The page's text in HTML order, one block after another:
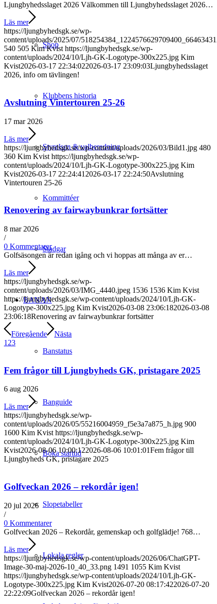
Shop
Klubbens historia
Styrelsen & valberedning
Kommittéer
Stadgar
BANAN
Banstatus
Banguide
Boka starttid
Slopetabeller
Lokala regler
Ljungbyhedsslaget 2026 Välkommen till Ljungbyhedsslaget 2026…
Läs mer
https://ljungbyhedsgk.se/wp-
content/uploads/2025/07/
540 505 Kim Kvist https://ljungbyhedsgk.se/wp-
content/uploads/2024/10/Ljh-GK-Logotype-300x225.jpg Kim
Kvist2026-03-17 22:34:022026-03-17 23:09:03Ljungbyhedsslaget
2026, info om tävlingen!
Avslutning Vintertouren 25-26
17 mar 2026
Läs mer
https://ljungbyhedsgk.se/wp-content/uploads/2026/03/Bild1.jpg 480
360 Kim Kvist https://ljungbyhedsgk.se/wp-
content/uploads/2024/10/Ljh-GK-Logotype-300x225.jpg Kim
Kvist2026-03-17 22:24:41 2026-03-17 22:24:50Avslutning
Vintertouren 25-26
Renovering av fairwaybunkrar fortsätter
8 mar 2026
/
0 Kommentarer
Golfsäsongen är redan igång och vi hoppas att många av er…
Läs mer
https://ljungbyhedsgk.se/wp-
content/uploads/2026/03/IMG_4440.jpeg 1536 1536 Kim Kvist
https://ljungbyhedsgk.se/wp-content/uploads/2024/10/Ljh-GK-
Logotype-300x225.jpg Kim Kvist2026-03-08 23:06:182026-03-08
23:06:18Renovering av fairwaybunkrar fortsätter
Föregående
Nästa
1 23
Fem frågor till Ljungbyheds GK, pristagare 2025
6 aug 2026
Läs mer
https://ljungbyhedsgk.se/wp-
content/uploads/2026/05/55216004959_f5e3a7a875_h.jpg 900
1600 Kim Kvist https://ljungbyhedsgk.se/wp-
content/uploads/2024/10/Ljh-GK-Logotype-300x225.jpg Kim
Kvist2026-08-06 10:00:122026-08-06 10:01:01Fem frågor till
Ljungbyheds GK, pristagare 2025
Golfveckan 2026 – rekordår igen!
20 jul 2026
/
0 Kommentarer
Golfveckan 2026 – Rekordår, gemenskap och golfglädje! 768…
Läs mer
https://ljungbyhedsgk.se/wp-content/uploads/2026/06/ChatGPT-
Image-30-maj-2026-10_40_33.png 1491 1055 Kim Kvist
https://ljungbyhedsgk.se/wp-content/uploads/2024/10/Ljh-GK-
Logotype-300x225.jpg Kim Kvist2026-07-20 08:17:422026-07-20
22:22:09Golfveckan 2026 – rekordår igen!